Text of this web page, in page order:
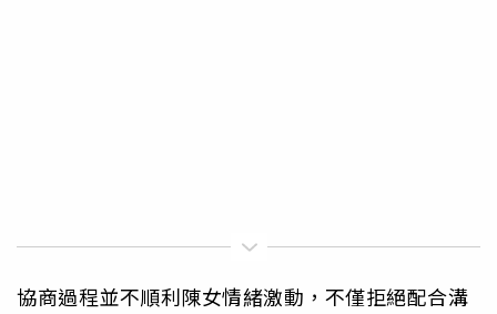
協商過程並不順利陳女情緒激動，不僅拒絕配合溝